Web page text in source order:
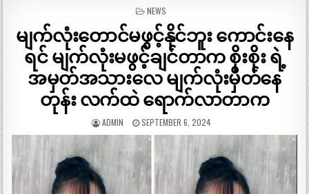
POSTED
NEWS
မျက်လုံးတောင်မဖွင့်နိုင်ဘူး ကောင်းနေ
ရင် မျက်လုံးမဖွင့်ချင်တာက စိုးစိုး ရဲ့
အမှတ်အသားလေ မျက်လုံးမှိတ်နေ
တုန်း လက်ထဲ ရောက်လာတာက
ADMIN SEPTEMBER 6, 2024